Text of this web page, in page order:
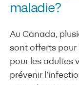
maladie?
Au Canada,
sont offerts pour
pour les adultes
prévenir